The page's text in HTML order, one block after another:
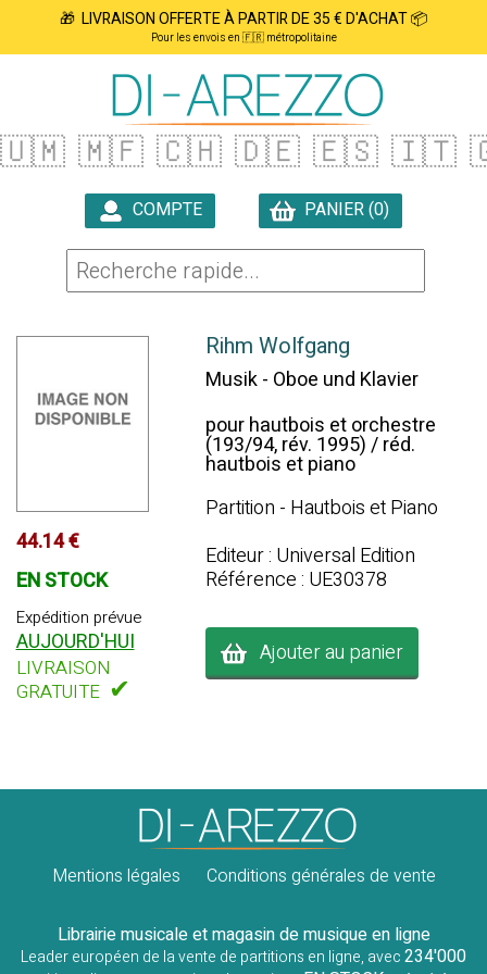
🎁 LIVRAISON OFFERTE À PARTIR DE 35 € D'ACHAT 📦
Pour les envois en 🇫🇷 métropolitaine
🇺🇲 🇲🇫 🇨🇭 🇩🇪 🇪🇸 🇮🇹
COMPTE
PANIER (0)
44.14 €
EN STOCK
Expédition prévue
AUJOURD'HUI
LIVRAISON
GRATUITE ✔
Rihm Wolfgang
Musik - Oboe und Klavier
pour hautbois et orchestre
(193/94, rév. 1995) / réd.
hautbois et piano
Partition - Hautbois et Piano
Editeur : Universal Edition
Référence : UE30378
Ajouter au panier
Mentions légales Conditions générales de vente
Librairie musicale et magasin de musique en ligne
Leader européen de la vente de partitions en ligne, avec234'000